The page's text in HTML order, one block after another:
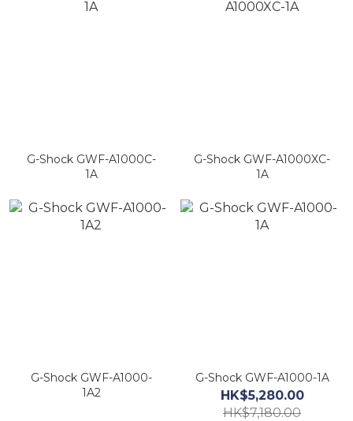
G-Shock GWF-A1000C-
1A
G-Shock GWF-A1000XC-
1A
G-Shock GWF-A1000-
1A2
G-Shock GWF-A1000-1A
HK$5,280.00
HK$7,180.00